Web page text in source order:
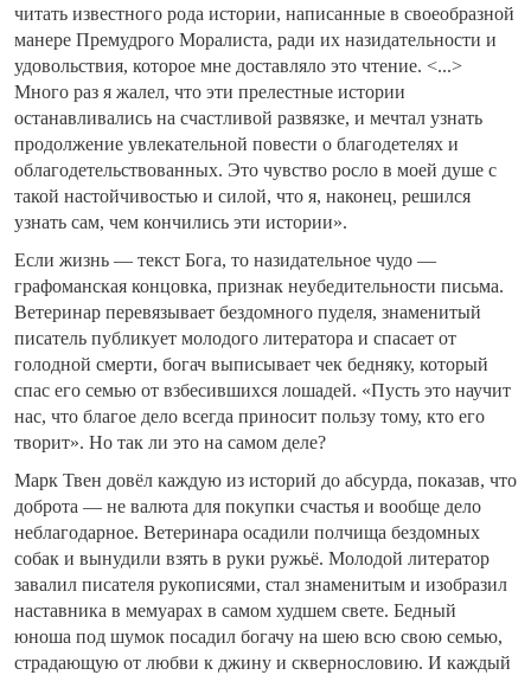
читать известного рода истории, написанные в своеобразной
манере Премудрого Моралиста, ради их назидательности и
удовольствия, которое мне доставляло это чтение. <...>
Много раз я жалел, что эти прелестные истории
останавливались на счастливой развязке, и мечтал узнать
продолжение увлекательной повести о благодетелях и
облагодетельствованных. Это чувство росло в моей душе с
такой настойчивостью и силой, что я, наконец, решился
узнать сам, чем кончились эти истории».
Если жизнь — текст Бога, то назидательное чудо —
графоманская концовка, признак неубедительности письма.
Ветеринар перевязывает бездомного пуделя, знаменитый
писатель публикует молодого литератора и спасает от
голодной смерти, богач выписывает чек бедняку, который
спас его семью от взбесившихся лошадей. «Пусть это научит
нас, что благое дело всегда приносит пользу тому, кто его
творит». Но так ли это на самом деле?
Марк Твен довёл каждую из историй до абсурда, показав, что
доброта — не валюта для покупки счастья и вообще дело
неблагодарное. Ветеринара осадили полчища бездомных
собак и вынудили взять в руки ружьё. Молодой литератор
завалил писателя рукописями, стал знаменитым и изобразил
наставника в мемуарах в самом худшем свете. Бедный
юноша под шумок посадил богачу на шею всю свою семью,
страдающую от любви к джину и сквернословию. И каждый